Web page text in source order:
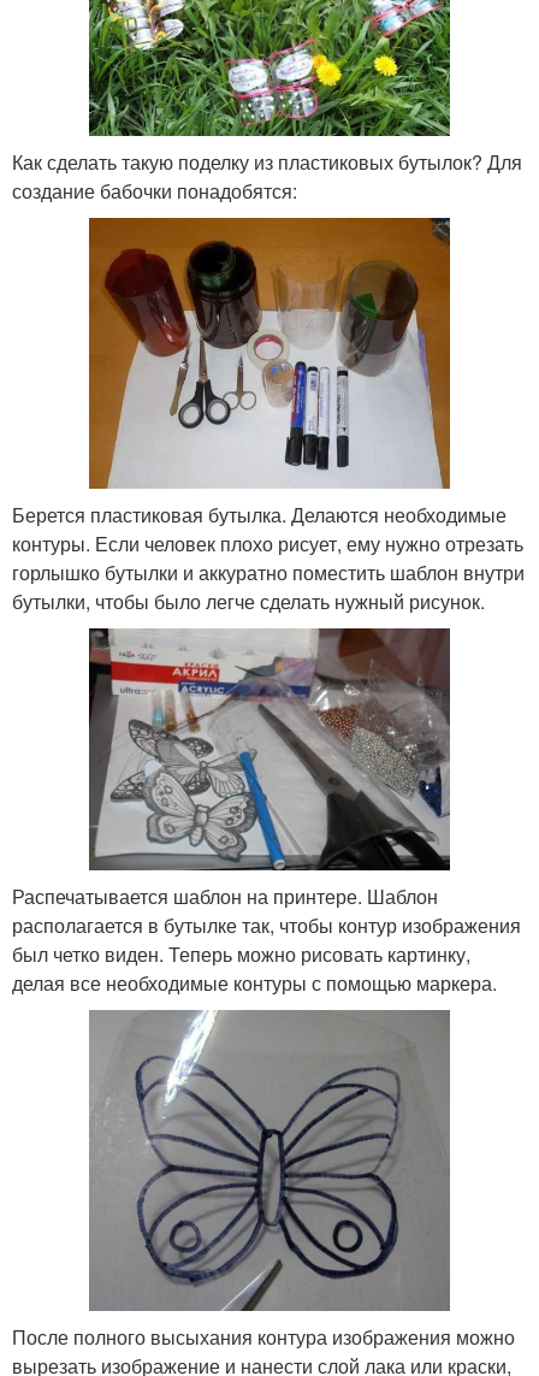
Как сделать такую поделку из пластиковых бутылок? Для
создание бабочки понадобятся:
Берется пластиковая бутылка. Делаются необходимые
контуры. Если человек плохо рисует, ему нужно отрезать
горлышко бутылки и аккуратно поместить шаблон внутри
бутылки, чтобы было легче сделать нужный рисунок.
Распечатывается шаблон на принтере. Шаблон
располагается в бутылке так, чтобы контур изображения
был четко виден. Теперь можно рисовать картинку,
делая все необходимые контуры с помощью маркера.
После полного высыхания контура изображения можно
вырезать изображение и нанести слой лака или краски,